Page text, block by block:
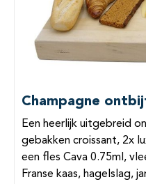
Champagne
Een heerlijk uitgebreid
gebakken croissant, 2x
een fles Cava 0.75ml,
Franse kaas, hagelslag,